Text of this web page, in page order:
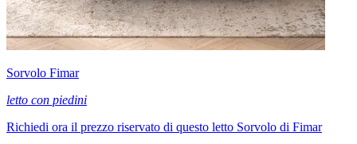
Sorvolo Fimar
letto con piedini
Richiedi ora il prezzo riservato di questo letto Sorvolo di Fimar